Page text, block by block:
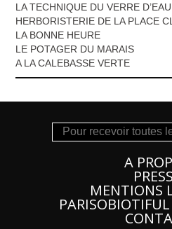
LA TECHNIQUE DU VERRE D’EAU
HERBORISTERIE DE LA PLACE
LA BONNE HEURE
LE POTAGER DU MARAIS
A LA CALEBASSE VERTE
A
MENTIONS